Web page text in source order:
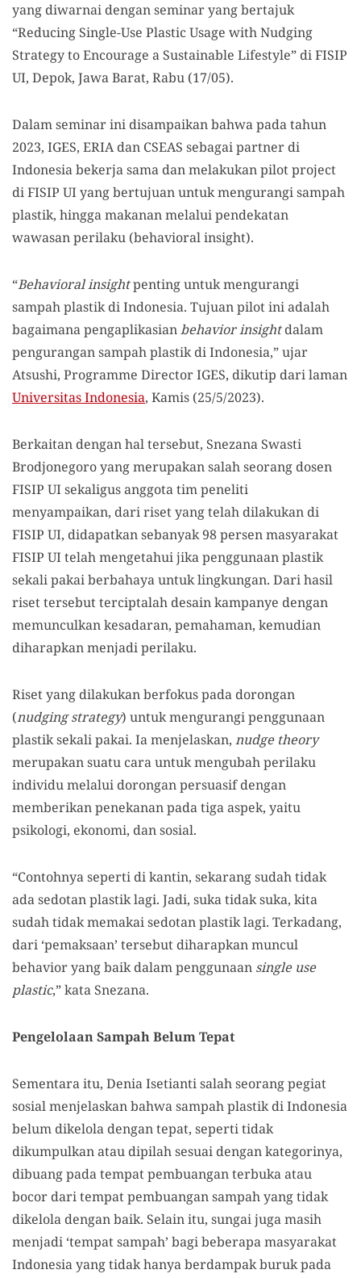
yang diwarnai dengan seminar yang bertajuk
“Reducing Single-Use Plastic Usage with Nudging
Strategy to Encourage a Sustainable Lifestyle” di FISIP
UI, Depok, Jawa Barat, Rabu (17/05).
Dalam seminar ini disampaikan bahwa pada tahun
2023, IGES, ERIA dan CSEAS sebagai partner di
Indonesia bekerja sama dan melakukan pilot project
di FISIP UI yang bertujuan untuk mengurangi sampah
plastik, hingga makanan melalui pendekatan
wawasan perilaku (behavioral insight).
“Behavioral insightpenting untuk mengurangi
sampah plastik di Indonesia. Tujuan pilot ini adalah
bagaimana pengaplikasianbehavior insightdalam
pengurangan sampah plastik di Indonesia,” ujar
Atsushi, Programme Director IGES, dikutip dari laman
Universitas Indonesia, Kamis (25/5/2023).
Berkaitan dengan hal tersebut, Snezana Swasti
Brodjonegoro yang merupakan salah seorang dosen
FISIP UI sekaligus anggota tim peneliti
menyampaikan, dari riset yang telah dilakukan di
FISIP UI, didapatkan sebanyak 98 persen masyarakat
FISIP UI telah mengetahui jika penggunaan plastik
sekali pakai berbahaya untuk lingkungan. Dari hasil
riset tersebut terciptalah desain kampanye dengan
memunculkan kesadaran, pemahaman, kemudian
diharapkan menjadi perilaku.
Riset yang dilakukan berfokus pada dorongan
(nudging strategy) untuk mengurangi penggunaan
plastik sekali pakai. Ia menjelaskan, nudge theory
merupakan suatu cara untuk mengubah perilaku
individu melalui dorongan persuasif dengan
memberikan penekanan pada tiga aspek, yaitu
psikologi, ekonomi, dan sosial.
“Contohnya seperti di kantin, sekarang sudah tidak
ada sedotan plastik lagi. Jadi, suka tidak suka, kita
sudah tidak memakai sedotan plastik lagi. Terkadang,
dari ‘pemaksaan’ tersebut diharapkan muncul
behavior yang baik dalam penggunaan single use
plastic,” kata Snezana.
Pengelolaan Sampah Belum Tepat
Sementara itu, Denia Isetianti salah seorang pegiat
sosial menjelaskan bahwa sampah plastik di Indonesia
belum dikelola dengan tepat, seperti tidak
dikumpulkan atau dipilah sesuai dengan kategorinya,
dibuang pada tempat pembuangan terbuka atau
bocor dari tempat pembuangan sampah yang tidak
dikelola dengan baik. Selain itu, sungai juga masih
menjadi ‘tempat sampah’ bagi beberapa masyarakat
Indonesia yang tidak hanya berdampak buruk pada